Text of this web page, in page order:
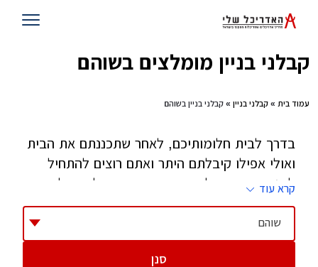
קבלני בניין מומלצים בשוהם
עמוד בית » קבלני בניין » קבלני בניין בשוהם
בדרך לבית חלומותיכם, לאחר שתכננתם את הבית
ואולי אפילו קיבלתם היתר ואתם רוצים להתחיל
לבנות - זהו השלב שאתם צריכים קבלן. קבלן הוא
אחד הגורמים הקריטיים בהצלחת הפרוייקט וחשוב
מאוד לבחור בזהירות, בסבלנות ובחוכמה.
קרא עוד
שוהם
סנן